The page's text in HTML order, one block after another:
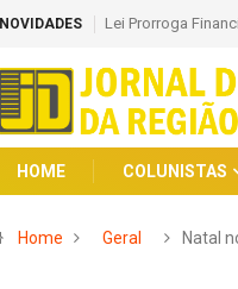
NOVIDADES Sancionada Lei
HOME COLUNISTAS
Home Geral Natal